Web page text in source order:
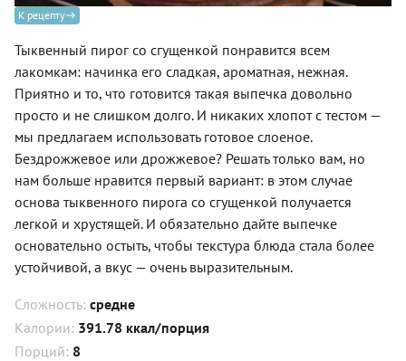
К рецепту
Тыквенный пирог со сгущенкой понравится всем
лакомкам: начинка его сладкая, ароматная, нежная.
Приятно и то, что готовится такая выпечка довольно
просто и не слишком долго. И никаких хлопот с тестом —
мы предлагаем использовать готовое слоеное.
Бездрожжевое или дрожжевое? Решать только вам, но
нам больше нравится первый вариант: в этом случае
основа тыквенного пирога со сгущенкой получается
легкой и хрустящей. И обязательно дайте выпечке
основательно остыть, чтобы текстура блюда стала более
устойчивой, а вкус — очень выразительным.
Сложность: средне
Калории: 391.78 ккал/порция
Порций: 8